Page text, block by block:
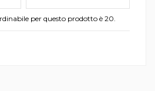
per questo prodotto è 20.